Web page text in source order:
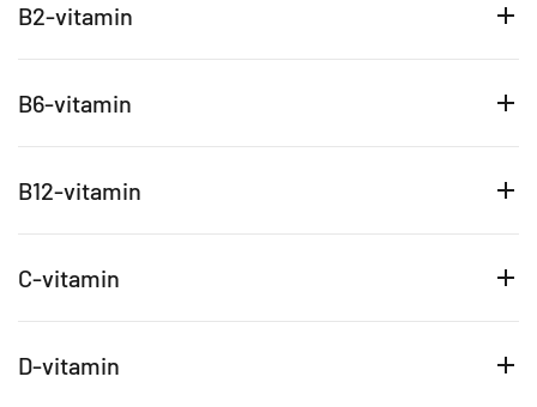
B2-vitamin
B6-vitamin
B12-vitamin
C-vitamin
D-vitamin